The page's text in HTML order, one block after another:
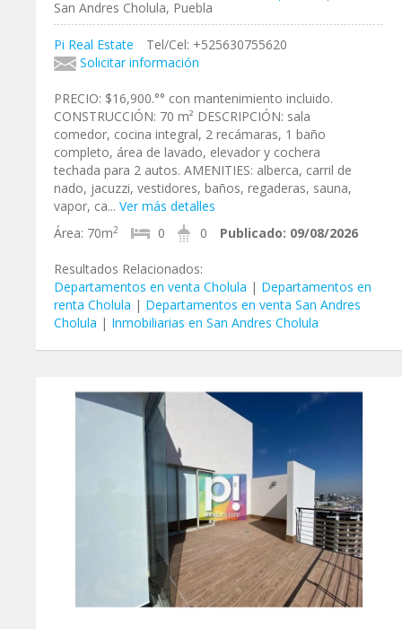
San Andres Cholula, Puebla
Pi Real Estate
Tel/Cel: +525630755620
Solicitar información
PRECIO: $16,900.°° con mantenimiento incluido.
CONSTRUCCIÓN: 70 m² DESCRIPCIÓN: sala
comedor, cocina integral, 2 recámaras, 1 baño
completo, área de lavado, elevador y cochera
techada para 2 autos. AMENITIES: alberca, carril de
nado, jacuzzi, vestidores, baños, regaderas, sauna,
vapor, ca... Ver más detalles
Área: 70m2 0 0 Publicado: 09/08/2026
Resultados Relacionados:
Departamentos en venta Cholula | Departamentos en
renta Cholula | Departamentos en venta San Andres
Cholula | Inmobiliarias en San Andres Cholula